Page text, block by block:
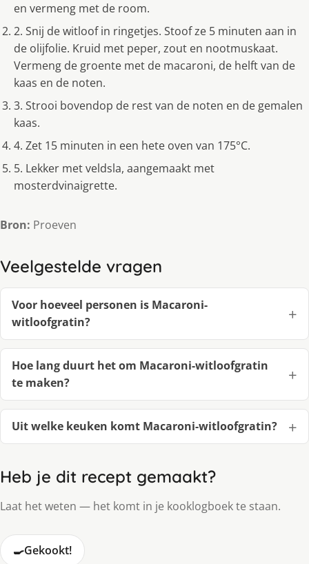
en vermeng met de room.
2. Snij de witloof in ringetjes. Stoof ze 5 minuten aan in
de olijfolie. Kruid met peper, zout en nootmuskaat.
Vermeng de groente met de macaroni, de helft van de
kaas en de noten.
3. Strooi bovendop de rest van de noten en de gemalen
kaas.
4. Zet 15 minuten in een hete oven van 175°C.
5. Lekker met veldsla, aangemaakt met
mosterdvinaigrette.
Bron: Proeven
Veelgestelde vragen
Voor hoeveel personen is Macaroni-
witloofgratin?
Hoe lang duurt het om Macaroni-witloofgratin
te maken?
Uit welke keuken komt Macaroni-witloofgratin?
Heb je dit recept gemaakt?
Laat het weten — het komt in je kooklogboek te staan.
🍳Gekookt!